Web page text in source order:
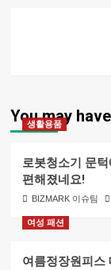
You may
생활용품
로봇청소기 문
편해졌네요!
BIZMARK 이슈팀
여성 패션
여름정장원피스